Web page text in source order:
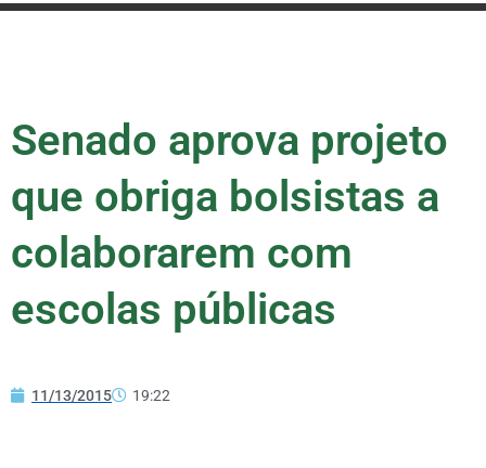
Senado aprova projeto
que obriga bolsistas a
colaborarem com
escolas públicas
11/13/2015 19:22